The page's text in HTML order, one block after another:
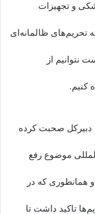
و تجهیزات
تحریم‌های ظالمانه‌ای
نتوانیم از
کنیم.
صحبت کرده
موضوع رفع
همانطوری که در
تاکید داشت تا